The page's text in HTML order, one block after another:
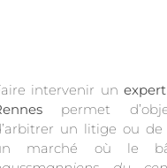
intervenir un
permet
un litige ou
marché où le